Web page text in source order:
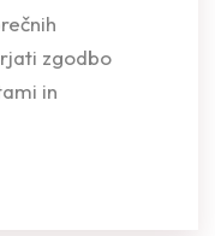
zgodbo
in